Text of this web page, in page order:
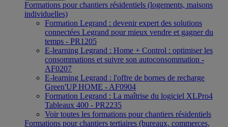
Formations pour chantiers résidentiels (logements, maisons
individuelles)
Formation Legrand : devenir expert des solutions
connectées Legrand pour mieux vendre et gagner du
temps - PR1205
E-learning Legrand : Home + Control : optimiser les
consommations et suivre son autoconsommation -
AF0207
E-learning Legrand : l'offre de bornes de recharge
Green'UP HOME - AF0904
Formation Legrand : La maîtrise du logiciel XLPro4
Tableaux 400 - PR2235
Voir toutes les formations pour chantiers résidentiels
Formations pour chantiers tertiaires (bureaux, commerces,